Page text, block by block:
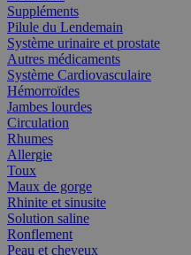
Suppléments
Pilule du Lendemain
Système urinaire et prostate
Autres médicaments
Système Cardiovasculaire
Hémorroïdes
Jambes lourdes
Circulation
Rhumes
Allergie
Toux
Maux de gorge
Rhinite et sinusite
Solution saline
Ronflement
Peau et cheveux